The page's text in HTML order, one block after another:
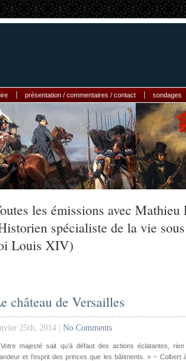
présentation / commentaires / contact sondages
les émissions avec
spécialiste de la vie
Louis XIV)
château de Versailles
25th, 2014 | No Comments
majesté sait qu’à défaut des actions éclatantes,
et l’esprit des princes que les bâtiments. » ~ Colbert